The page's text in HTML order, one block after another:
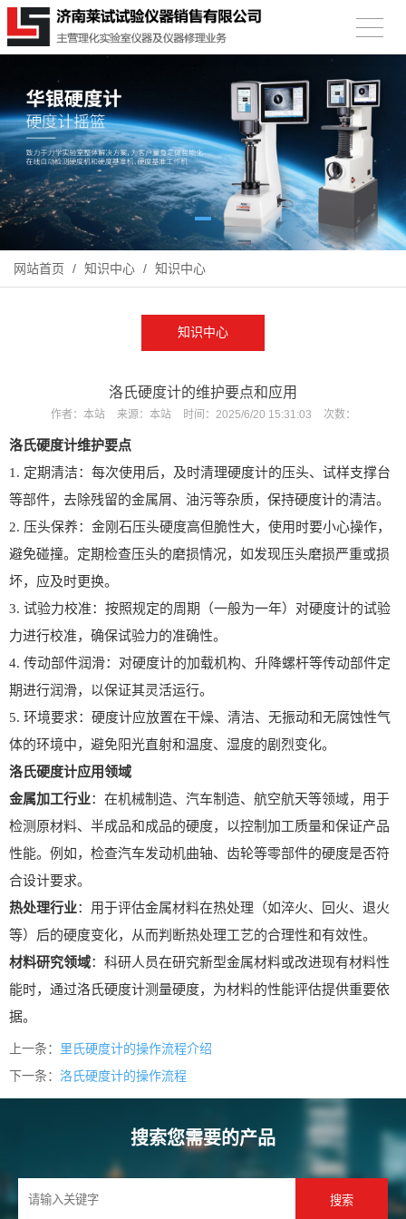
网站首页 / 知识中心 / 知识中心
知识中心
洛氏硬度计的维护要点和应用
作者： 本站 来源： 本站 时间： 2025/6/20 15:31:03 次数：
洛氏硬度计维护要点
1. 定期清洁：每次使用后，及时清理硬度计的压头、试样支撑台
等部件，去除残留的金属屑、油污等杂质，保持硬度计的清洁。
2. 压头保养：金刚石压头硬度高但脆性大，使用时要小心操作，
避免碰撞。定期检查压头的磨损情况，如发现压头磨损严重或损
坏，应及时更换。
3. 试验力校准：按照规定的周期（一般为一年）对硬度计的试验
力进行校准，确保试验力的准确性。
4. 传动部件润滑：对硬度计的加载机构、升降螺杆等传动部件定
期进行润滑，以保证其灵活运行。
5. 环境要求：硬度计应放置在干燥、清洁、无振动和无腐蚀性气
体的环境中，避免阳光直射和温度、湿度的剧烈变化。
洛氏硬度计应用领域
金属加工行业：在机械制造、汽车制造、航空航天等领域，用于
检测原材料、半成品和成品的硬度，以控制加工质量和保证产品
性能。例如，检查汽车发动机曲轴、齿轮等零部件的硬度是否符
合设计要求。
热处理行业：用于评估金属材料在热处理（如淬火、回火、退火
等）后的硬度变化，从而判断热处理工艺的合理性和有效性。
材料研究领域：科研人员在研究新型金属材料或改进现有材料性
能时，通过洛氏硬度计测量硬度，为材料的性能评估提供重要依
据。
上一条： 里氏硬度计的操作流程介绍
下一条： 洛氏硬度计的操作流程
搜索您需要的产品